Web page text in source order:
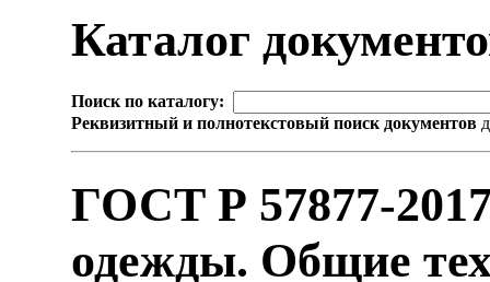
Каталог
Поиск по каталогу:
Реквизитный и полнотекстовый поиск документов
ГОСТ Р 57877-
одежды. Общие